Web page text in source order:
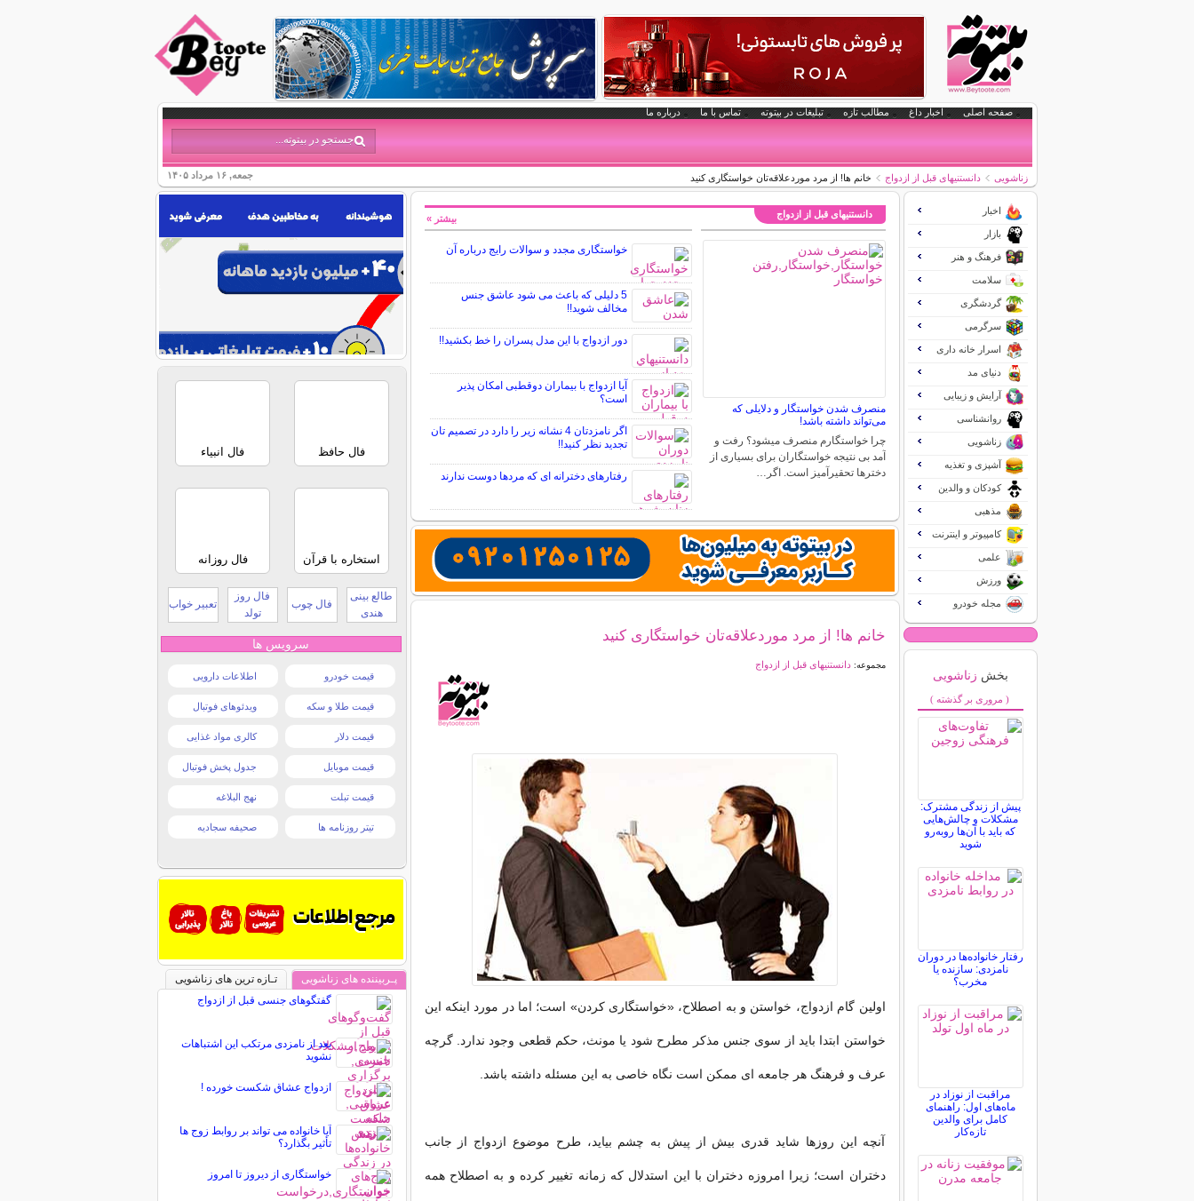
صفحه اصلی اخبار داغ مطالب تازه تبلیغات در بیتوته تماس با ما درباره ما
جمعه, ۱۶ مرداد ۱۴۰۵ زناشویی دانستنیهای قبل از ازدواج خانم ها! از مرد موردعلاقه‌تان خواستگاری کنید
دانستنیهای قبل از ازدواج
منصرف شدن خواستگار و دلایلی که
می‌تواند داشته باشد!
چرا خواستگارم منصرف میشود؟ رفت و
آمد بی نتیجه خواستگاران برای بسیاری از
دخترها تحقیرآمیز است. اگر…
خواستگاری مجدد و سوالات رایج درباره آن
5 دلیلی که باعث می شود عاشق جنس
مخالف شوید!!
دور ازدواج با این مدل پسران را خط بکشید!!
آیا ازدواج با بیماران دوقطبی امکان پذیر
است؟
اگر نامزدتان 4 نشانه زیر را دارد در تصمیم تان
تجدید نظر کنید!!
رفتارهای دخترانه ای که مردها دوست ندارند
بیشتر »
خانم ها! از مرد موردعلاقه‌تان خواستگاری کنید
مجموعه:دانستنیهای قبل از ازدواج
اولین گام ازدواج، خواستن و به اصطلاح، «خواستگاری کردن» است؛ اما در مورد اینکه این
خواستن ابتدا باید از سوی جنس مذکر مطرح شود یا مونث، حکم قطعی وجود ندارد. گرچه
عرف و فرهنگ هر جامعه ای ممکن است نگاه خاصی به این مسئله داشته باشد.
آنچه این روزها شاید قدری بیش از پیش به چشم بیاید، طرح موضوع ازدواج از جانب
دختران است؛ زیرا امروزه دختران با این استدلال که زمانه تغییر کرده و به اصطلاح همه
اخبار
بازار
فرهنگ و هنر
سلامت
گردشگری
سرگرمی
اسرار خانه داری
دنیای مد
آرایش و زیبایی
روانشناسی
زناشویی
آشپزی و تغذیه
کودکان و والدین
مذهبی
کامپیوتر و اینترنت
علمی
ورزش
مجله خودرو
بخش زناشویی
( مروری بر گذشته )
پیش از زندگی مشترک:
مشکلات و چالش‌هایی
که باید با آن‌ها روبه‌رو
شوید
رفتار خانواده‌ها در دوران
نامزدی: سازنده یا
مخرب؟
مراقبت از نوزاد در
ماه‌های اول: راهنمای
کامل برای والدین
تازه‌کار
فال حافظ فال انبیاء
استخاره با قرآن فال روزانه
طالع بینی
هندی
فال چوب
فال روز
تولد
تعبیر خواب
سرویس ها
قیمت خودرو اطلاعات دارویی
قیمت طلا و سکه ویدئوهای فوتبال
قیمت دلار کالری مواد غذایی
قیمت موبایل جدول پخش فوتبال
قیمت تبلت نهج البلاغه
تیتر روزنامه ها صحیفه سجادیه
پـربیننده های زناشویی
تـازه ترین های زناشویی
گفتگوهای جنسی قبل از ازدواج
بعد از نامزدی مرتکب این اشتباهات
نشوید
ازدواج عشاق شکست خورده !
آیا خانواده می تواند بر روابط زوج ها
تأثیر بگذارد؟
خواستگاری از دیروز تا امروز